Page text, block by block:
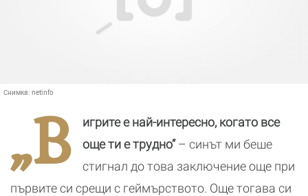
Снимка: netinfo
„В
игрите е най-интересно, когато все
още ти е трудно”– синът ми беше
стигнал до това заключение още при
първите си срещи с геймърството. Още тогава си